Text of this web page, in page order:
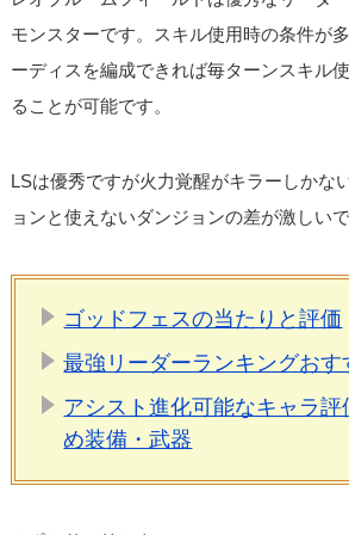
モンスターです。スキル使用時の条件が
ーディスを編成できれば毎ターンスキル
ることが可能です。
LSは優秀ですが火力覚醒がキラーしかな
ョンと使えないダンジョンの差が激しいで
ゴッドフェスの当たりと評価
最強リーダーランキングおす
アシスト進化可能なキャラ評
め装備・武器